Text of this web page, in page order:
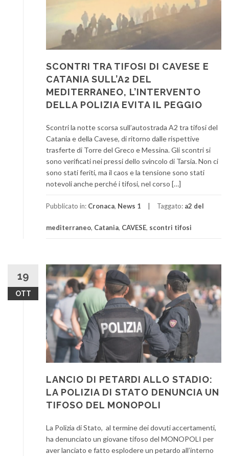
SCONTRI TRA TIFOSI DI CAVESE E
CATANIA SULL’A2 DEL
MEDITERRANEO, L’INTERVENTO
DELLA POLIZIA EVITA IL PEGGIO
Scontri la notte scorsa sull’autostrada A2 tra tifosi del
Catania e della Cavese, di ritorno dalle rispettive
trasferte di Torre del Greco e Messina. Gli scontri si
sono verificati nei pressi dello svincolo di Tarsia. Non ci
sono stati feriti, ma il caos e la tensione sono stati
notevoli anche perché i tifosi, nel corso […]
Pubblicato in: Cronaca, News 1 Taggato: a2 del
mediterraneo, Catania, CAVESE, scontri tifosi
19
OTT
LANCIO DI PETARDI ALLO STADIO:
LA POLIZIA DI STATO DENUNCIA UN
TIFOSO DEL MONOPOLI
La Polizia di Stato, al termine dei dovuti accertamenti,
ha denunciato un giovane tifoso del MONOPOLI per
aver lanciato e fatto esplodere un petardo all’interno